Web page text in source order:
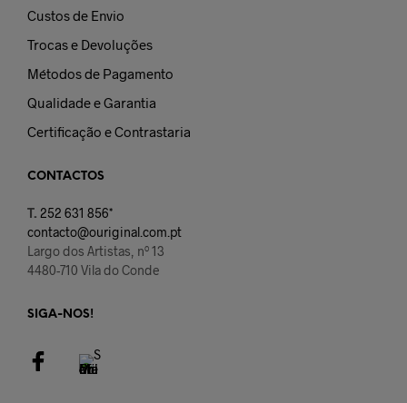
Custos de Envio
Trocas e Devoluções
Métodos de Pagamento
Qualidade e Garantia
Certificação e Contrastaria
CONTACTOS
T. 252 631 856*
contacto@ouriginal.com.pt
Largo dos Artistas, nº 13
4480-710 Vila do Conde
SIGA-NOS!